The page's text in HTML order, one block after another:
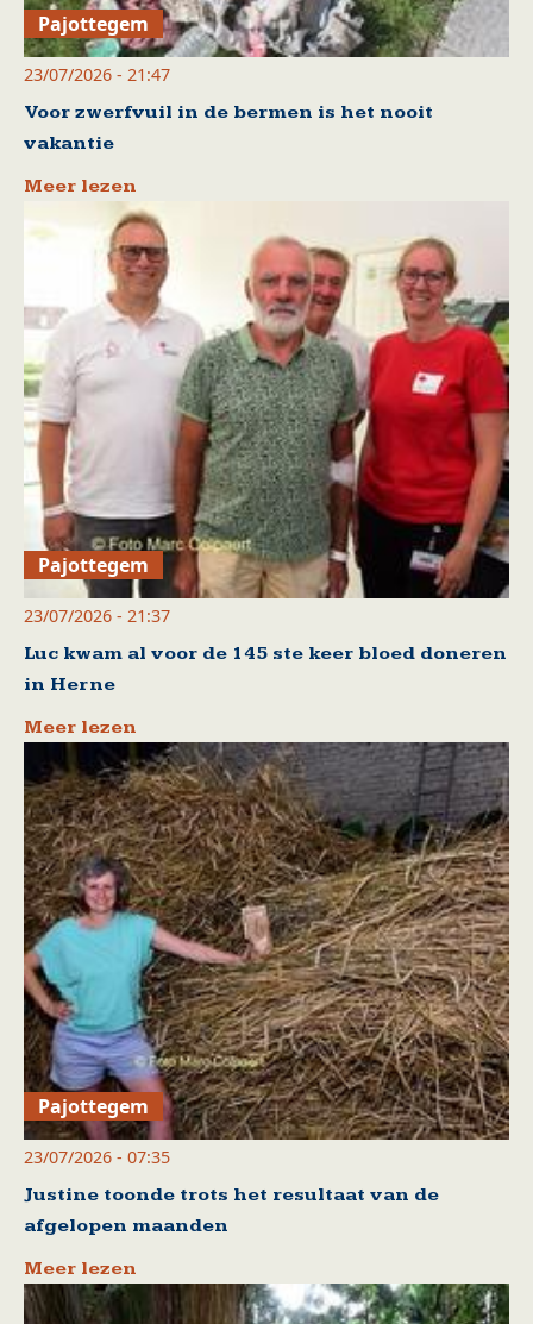
Pajottegem
23/07/2026 - 21:47
Voor zwerfvuil in de bermen is het nooit
vakantie
Meer lezen
Pajottegem
23/07/2026 - 21:37
Luc kwam al voor de 145 ste keer bloed doneren
in Herne
Meer lezen
Pajottegem
23/07/2026 - 07:35
Justine toonde trots het resultaat van de
afgelopen maanden
Meer lezen